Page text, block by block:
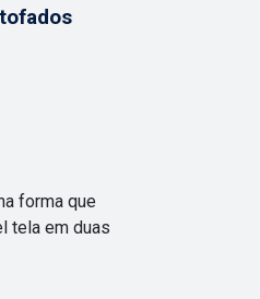
forma que
tela em duas